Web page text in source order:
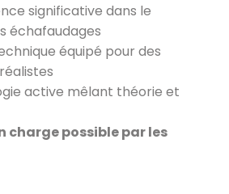
significative dans le
échafaudages
équipé pour des
active mêlant théorie et
charge possible par les